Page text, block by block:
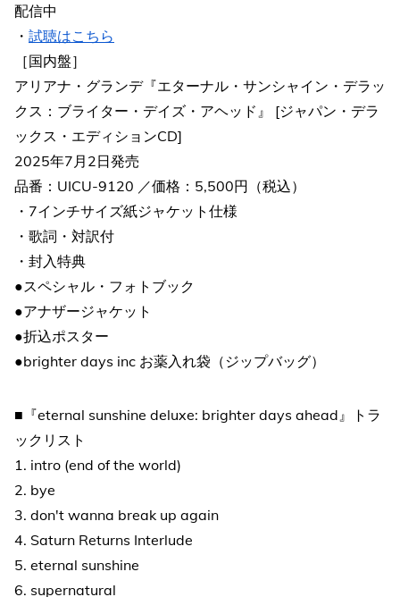
配信中
・ 試聴はこちら
［国内盤］
アリアナ・グランデ『エターナル・サンシャイン・デラッ
クス：ブライター・デイズ・アヘッド』 [ジャパン・デラ
ックス・エディションCD]
2025年7月2日発売
品番：UICU-9120 ／価格：5,500円（税込）
・7インチサイズ紙ジャケット仕様
・歌詞・対訳付
・封入特典
●スペシャル・フォトブック
●アナザージャケット
●折込ポスター
●brighter days inc お薬入れ袋（ジップバッグ）
■『eternal sunshine deluxe: brighter days ahead』トラ
ックリスト
1. intro (end of the world)
2. bye
3. don't wanna break up again
4. Saturn Returns Interlude
5. eternal sunshine
6. supernatural